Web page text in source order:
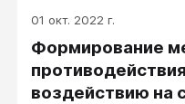
класс опережал
выделить одну
вопросу эксперимента.
01 окт. 2022 г.
Формирование
воздействию на